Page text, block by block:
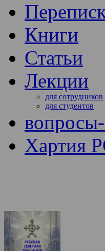
Книги
Статьи
Лекции
для сотрудников
для студентов
Хартия